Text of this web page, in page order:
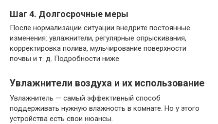
Шаг 4. Долгосрочные меры
После нормализации ситуации внедрите постоянные
изменения: увлажнители, регулярные опрыскивания,
корректировка полива, мульчирование поверхности
почвы и т. д. Подробности ниже.
Увлажнители воздуха и их использование
Увлажнитель — самый эффективный способ
поддерживать нужную влажность в комнате. Но у этого
устройства есть свои нюансы.